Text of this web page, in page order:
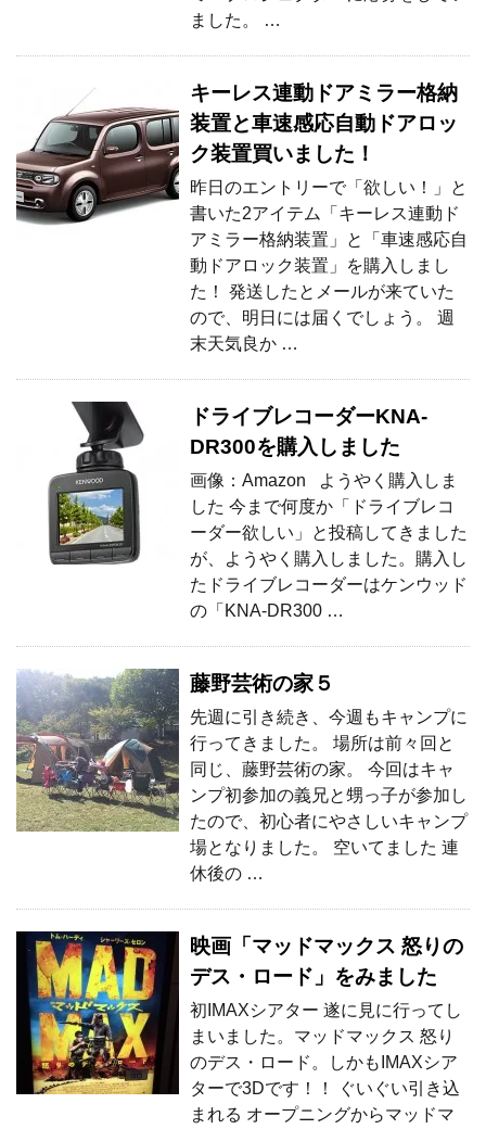
ました。 …
キーレス連動ドアミラー格納
装置と車速感応自動ドアロッ
ク装置買いました！
昨日のエントリーで「欲しい！」と
書いた2アイテム「キーレス連動ド
アミラー格納装置」と「車速感応自
動ドアロック装置」を購入しまし
た！ 発送したとメールが来ていた
ので、明日には届くでしょう。 週
末天気良か …
ドライブレコーダーKNA-
DR300を購入しました
画像：Amazon ようやく購入しま
した 今まで何度か「ドライブレコ
ーダー欲しい」と投稿してきました
が、ようやく購入しました。購入し
たドライブレコーダーはケンウッド
の「KNA-DR300 …
藤野芸術の家５
先週に引き続き、今週もキャンプに
行ってきました。 場所は前々回と
同じ、藤野芸術の家。 今回はキャ
ンプ初参加の義兄と甥っ子が参加し
たので、初心者にやさしいキャンプ
場となりました。 空いてました 連
休後の …
映画「マッドマックス 怒りの
デス・ロード」をみました
初IMAXシアター 遂に見に行ってし
まいました。マッドマックス 怒り
のデス・ロード。しかもIMAXシア
ターで3Dです！！ ぐいぐい引き込
まれる オープニングからマッドマ